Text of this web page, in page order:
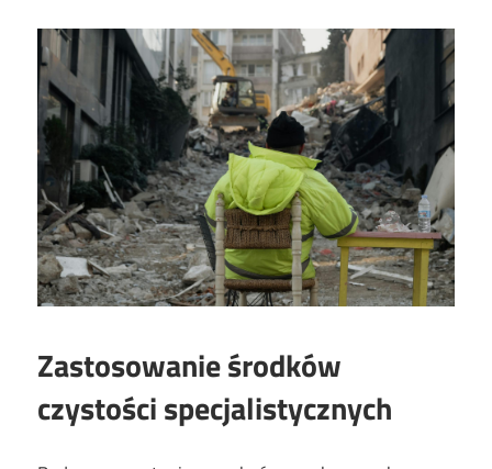
Zastosowanie środków
czystości specjalistycznych